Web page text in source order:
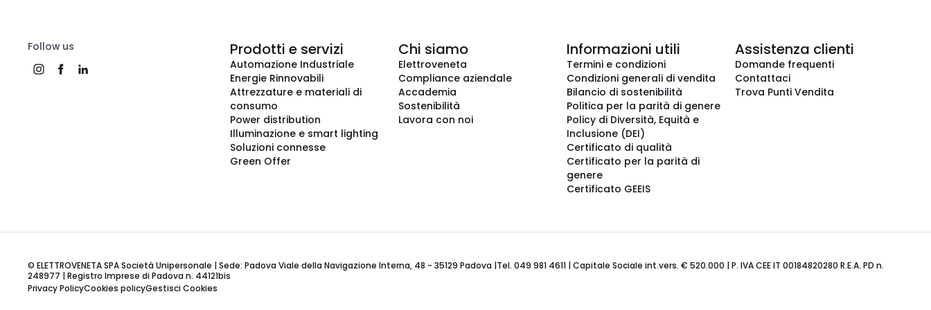
Follow us Prodotti e servizi
Automazione Industriale
Energie Rinnovabili
Attrezzature e materiali di
consumo
Power distribution
Illuminazione e smart lighting
Soluzioni connesse
Green Offer
Chi siamo
Elettroveneta
Compliance aziendale
Accademia
Sostenibilità
Lavora con noi
Informazioni utili
Termini e condizioni
Condizioni generali di vendita
Bilancio di sostenibilità
Politica per la parità di genere
Policy di Diversità, Equità e
Inclusione (DEI)
Certificato di qualità
Certificato per la parità di
genere
Certificato GEEIS
Assistenza clienti
Domande frequenti
Contattaci
Trova Punti Vendita
© ELETTROVENETA SPA Società Unipersonale | Sede: Padova Viale della Navigazione Interna, 48 - 35129 Padova |Tel. 049 981 4611 | Capitale Sociale int.vers. € 520.000 | P. IVA CEE IT 00184820280 R.E.A. PD n.
248977 | Registro Imprese di Padova n. 44121bis
Privacy PolicyCookies policyGestisci Cookies